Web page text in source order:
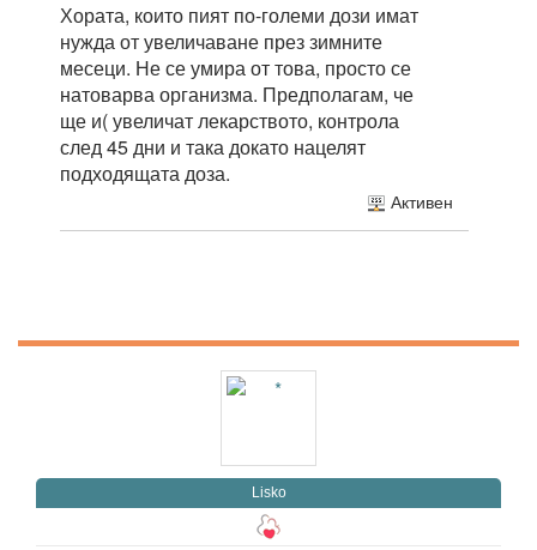
Хората, които пият по-големи дози имат
нужда от увеличаване през зимните
месеци. Не се умира от това, просто се
натоварва организма. Предполагам, че
ще и( увеличат лекарството, контрола
след 45 дни и така докато нацелят
подходящата доза.
Активен
Lisko